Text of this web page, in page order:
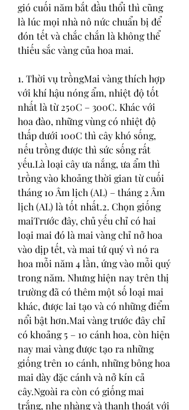
gió cuối năm bắt đầu thổi thì cũng
là lúc mọi nhà nô nức chuẩn bị để
đón tết và chắc chắn là không thể
thiếu sắc vàng của hoa mai.
1. Thời vụ trồngMai vàng thích hợp
với khí hậu nóng ẩm, nhiệt độ tốt
nhất là từ 250C – 300C. Khác với
hoa đào, những vùng có nhiệt độ
thấp dưới 100C thì cây khó sống,
nếu trồng được thì sức sống rất
yếu.Là loại cây ưa nắng, ưa ẩm thì
trồng vào khoảng thời gian từ cuối
tháng 10 Âm lịch (AL) – tháng 2 Âm
lịch (AL) là tốt nhất.2. Chọn giống
maiTrước đây, chủ yếu chỉ có hai
loại mai đó là mai vàng chỉ nở hoa
vào dịp tết, và mai tứ quý vì nó ra
hoa mỗi năm 4 lần, ứng vào mỗi quý
trong năm. Nhưng hiện nay trên thị
trường đã có thêm một số loại mai
khác, được lai tạo và có những điểm
nổi bật hơn.Mai vàng trước đây chỉ
có khoảng 5 – 10 cánh hoa, còn hiện
nay mai vàng được tạo ra những
giống trên 10 cánh, những bông hoa
mai dày đặc cánh và nở kín cả
cây.Ngoài ra còn có giống mai
trắng, nhẹ nhàng và thanh thoát với